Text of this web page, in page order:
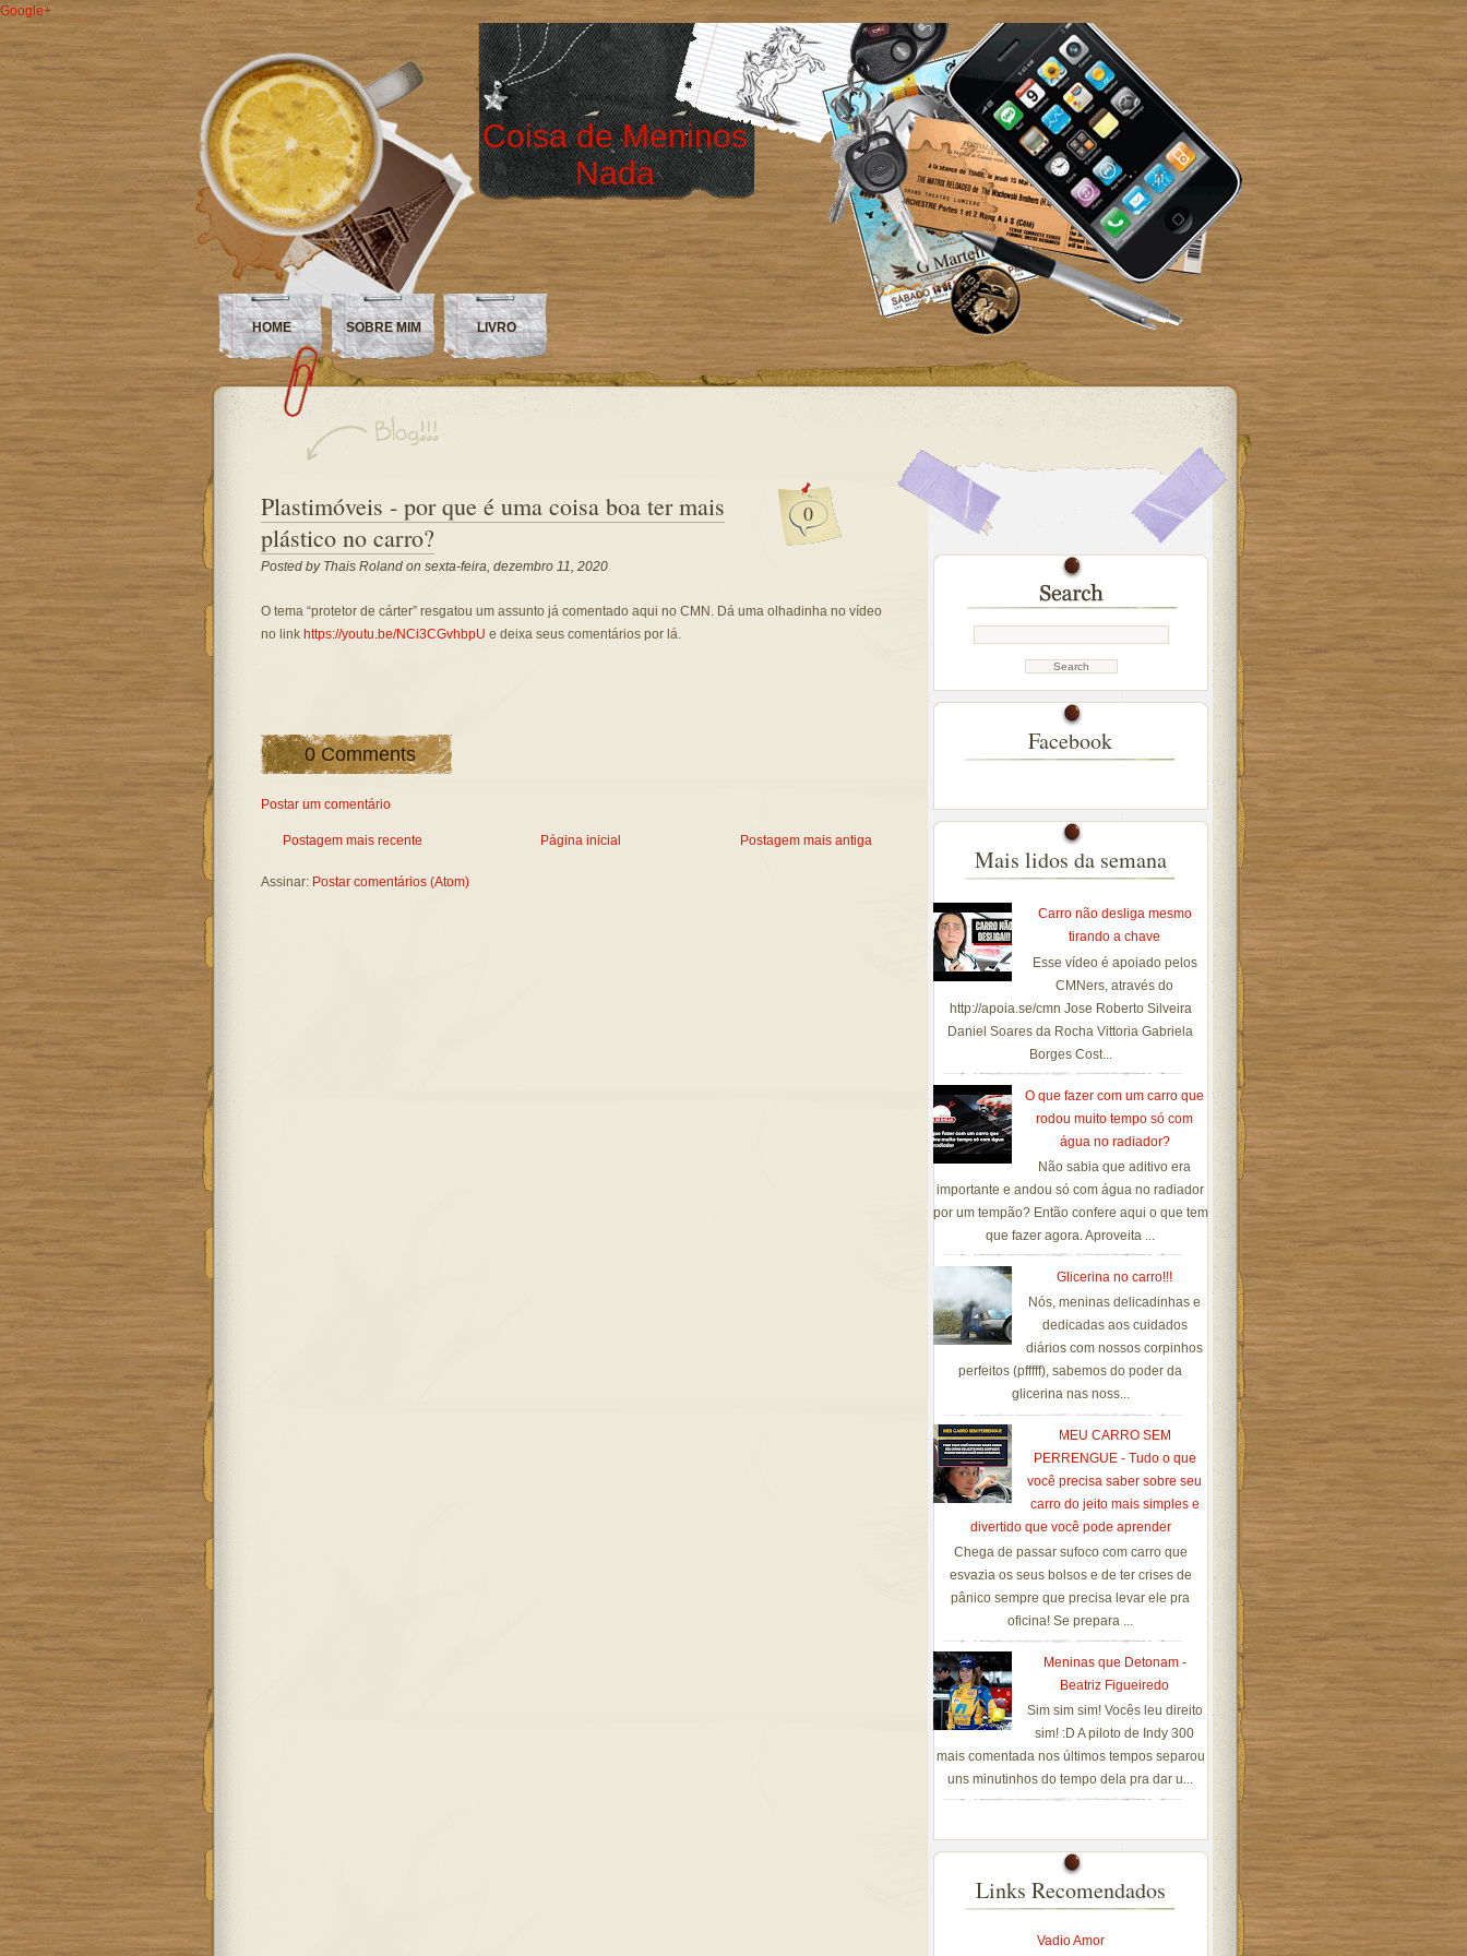
Google+
Coisa de Meninos
Nada
HOME SOBRE MIM LIVRO
0
Plastimóveis - por que é uma coisa boa ter mais
plástico no carro?
Posted by Thais Rolandon sexta-feira, dezembro 11, 2020
O tema “protetor de cárter” resgatou um assunto já comentado aqui no CMN. Dá uma olhadinha no vídeo
no link https://youtu.be/NCi3CGvhbpU e deixa seus comentários por lá.
0 Comments
Postar um comentário
Postagem mais recente Postagem mais antiga
Página inicial
Assinar: Postar comentários (Atom)
Facebook
Mais lidos da semana
Carro não desliga mesmo
tirando a chave
Esse vídeo é apoiado pelos
CMNers, através do
http://apoia.se/cmn Jose Roberto Silveira
Daniel Soares da Rocha Vittoria Gabriela
Borges Cost...
O que fazer com um carro que
rodou muito tempo só com
água no radiador?
Não sabia que aditivo era
importante e andou só com água no radiador
por um tempão? Então confere aqui o que tem
que fazer agora. Aproveita ...
Glicerina no carro!!!
Nós, meninas delicadinhas e
dedicadas aos cuidados
diários com nossos corpinhos
perfeitos (pfffff), sabemos do poder da
glicerina nas noss...
MEU CARRO SEM
PERRENGUE - Tudo o que
você precisa saber sobre seu
carro do jeito mais simples e
divertido que você pode aprender
Chega de passar sufoco com carro que
esvazia os seus bolsos e de ter crises de
pânico sempre que precisa levar ele pra
oficina! Se prepara ...
Meninas que Detonam -
Beatriz Figueiredo
Sim sim sim! Vocês leu direito
sim! :D A piloto de Indy 300
mais comentada nos últimos tempos separou
uns minutinhos do tempo dela pra dar u...
Links Recomendados
Vadio Amor